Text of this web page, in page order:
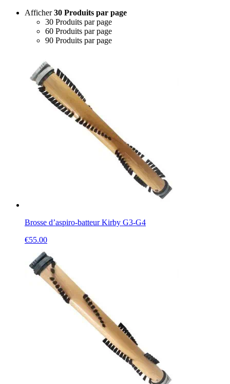
Afficher30 Produits par page
30 Produits par page
60 Produits par page
90 Produits par page
Brosse d’aspiro-batteur Kirby G3-G4
€55.00